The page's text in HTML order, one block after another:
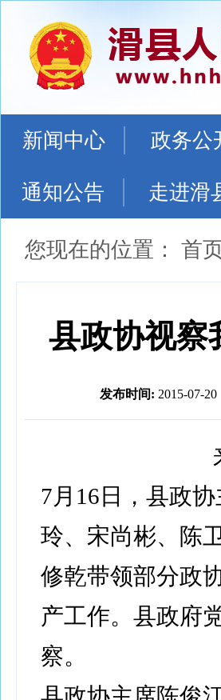
新闻中心 政务公
通知公告 走进滑
您现在的位置： 首
县政协视察
发布时间: 2015-07-20
7月16日，县政
玲、宋尚彬、陈
修乾带领部分政
产工作。县政府
察。